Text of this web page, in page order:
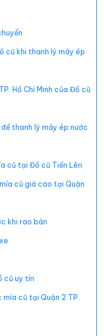
cũ khi thanh lý máy ép
Hồ Chí Minh của Đồ cũ
thanh lý máy ép nước
cũ tại Đồ cũ Tiến Lên
cũ giá cao tại Quận
khi rao bán
cũ uy tín
mía cũ tại Quận 2 TP.